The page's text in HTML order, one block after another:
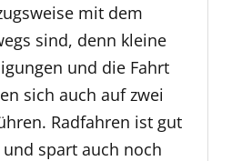
mit dem
sind, denn kleine
und die Fahrt
sich auch auf zwei
Radfahren ist gut
spart auch noch